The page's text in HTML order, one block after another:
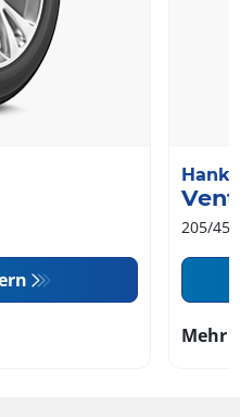
205/45
Mehr